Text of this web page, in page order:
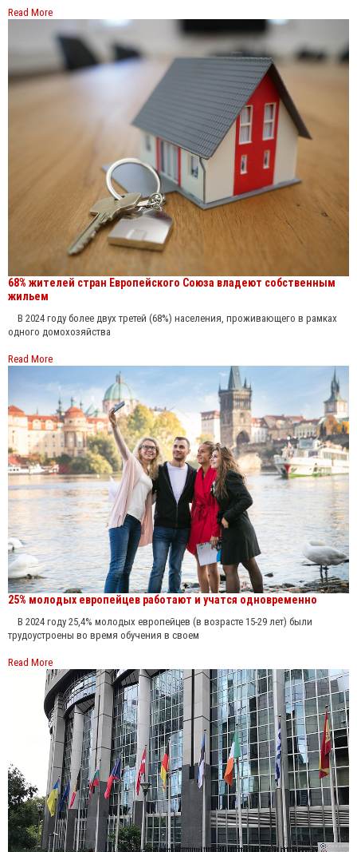
Read More
68% жителей стран Европейского Союза владеют собственным
жильем
В 2024 году более двух третей (68%) населения, проживающего в рамках
одного домохозяйства
Read More
25% молодых европейцев работают и учатся одновременно
В 2024 году 25,4% молодых европейцев (в возрасте 15-29 лет) были
трудоустроены во время обучения в своем
Read More